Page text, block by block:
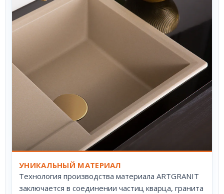
УНИКАЛЬНЫЙ МАТЕРИАЛ
Технология производства материала ARTGRANIT
заключается в соединении частиц кварца, гранита